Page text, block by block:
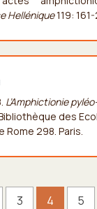
Hellénique119:
L’Amphictionie
des
Rome 298. Paris.
3 4 5